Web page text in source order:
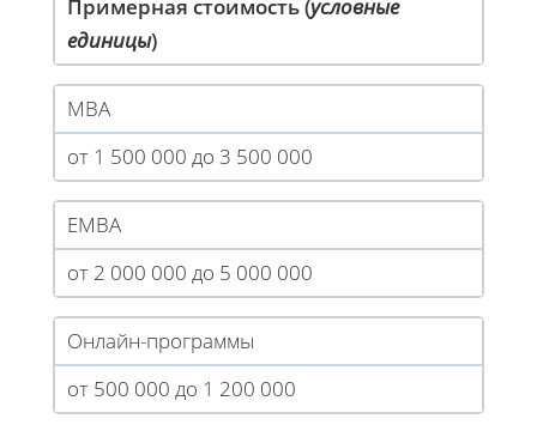
Примерная стоимость (условные
единицы)
MBA
от 1 500 000 до 3 500 000
EMBA
от 2 000 000 до 5 000 000
Онлайн-программы
от 500 000 до 1 200 000